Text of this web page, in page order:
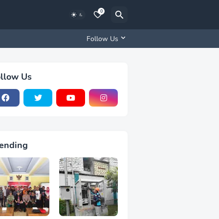
0
Follow Us
Us